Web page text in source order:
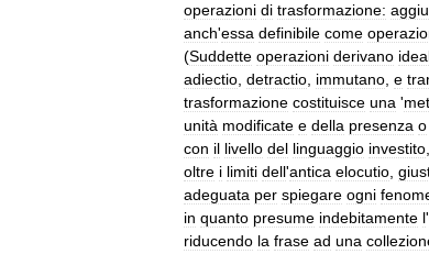
operazioni di trasformazione:
anch'essa definibile come
(Suddette operazioni derivano
adiectio detractio immuta­no e
trasformazione costituisce una '
unità modificate e della presenza o
con il livello del linguaggio investito
oltre i limiti dell'antica elocutio
adeguata per spiegare ogni
in quanto presume indebitamente l'
riducendo la frase ad una